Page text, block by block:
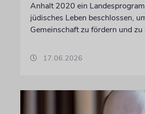
Anhalt 2020 ein
jüdisches Leben beschlossen,
Gemeinschaft zu fördern und zu
17.06.2026